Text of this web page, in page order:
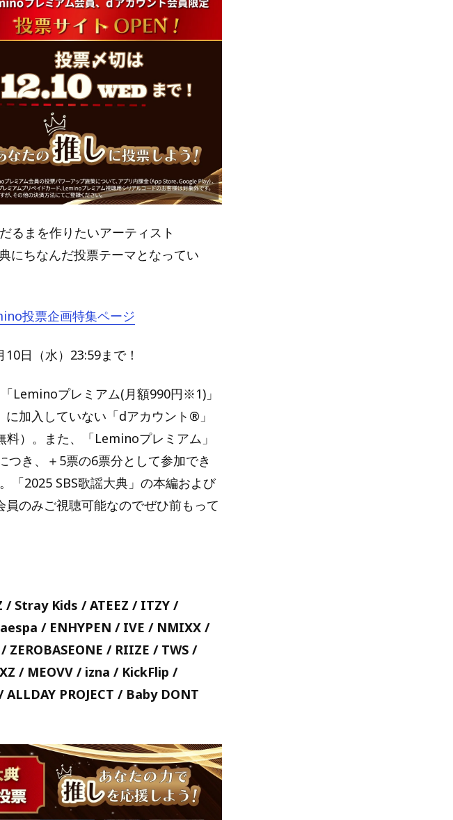
るまを作りたいアーティスト
にちなんだ投票テーマとなってい
投票企画特集ページ
日（水）23:59まで！
Leminoプレミアム(月額990円※1)」
加入していない「dアカウント®」
）。また、「Leminoプレミアム」
き、＋5票の6票分として参加でき
「2025 SBS歌謡大典」の本編および
のみご視聴可能なのでぜひ前もって
/ Stray Kids / ATEEZ / ITZY /
aespa / ENHYPEN / IVE / NMIXX /
ZEROBASEONE / RIIZE / TWS /
/ MEOVV / izna / KickFlip /
PROJECT / Baby DONT